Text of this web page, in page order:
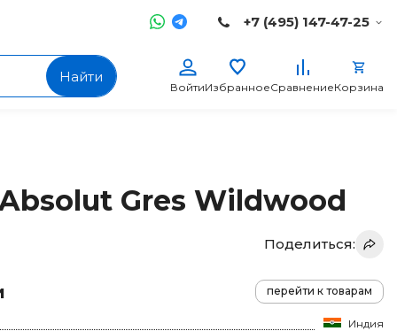
+7 (495) 147-47-25
Найти
ВойтиИзбранноеСравнениеКорзина
Gres Wildwood
Поделиться:
перейти к товарам
Индия